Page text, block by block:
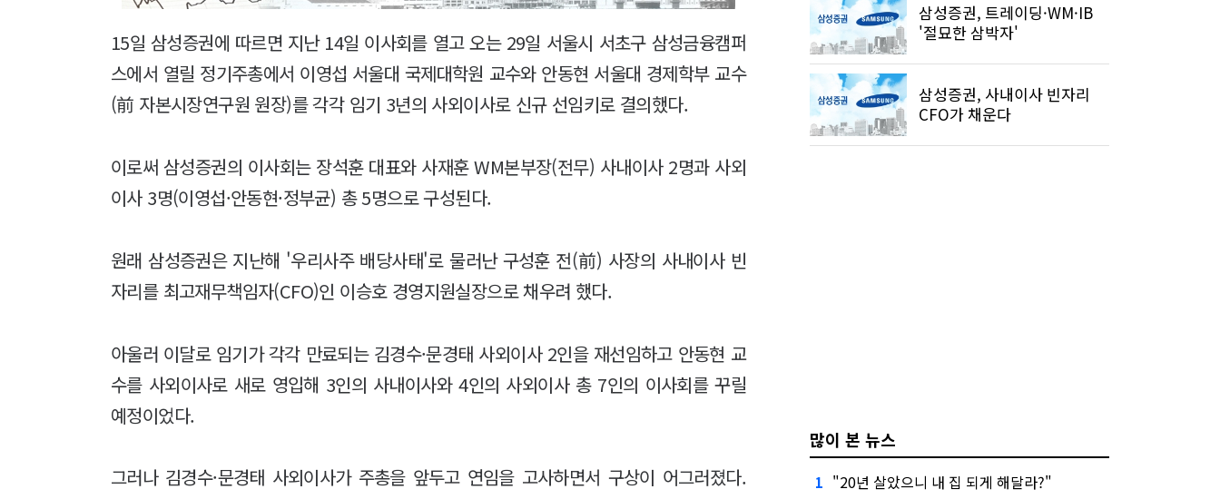
15일 삼성증권에 따르면 지난 14일 이사회를 열고 오는 29일 서울시 서초구 삼성금융캠퍼
스에서 열릴 정기주총에서 이영섭 서울대 국제대학원 교수와 안동현 서울대 경제학부 교수
(前 자본시장연구원 원장)를 각각 임기 3년의 사외이사로 신규 선임키로 결의했다.
이로써 삼성증권의 이사회는 장석훈 대표와 사재훈 WM본부장(전무) 사내이사 2명과 사외
이사 3명(이영섭·안동현·정부균) 총 5명으로 구성된다.
원래 삼성증권은 지난해 '우리사주 배당사태'로 물러난 구성훈 전(前) 사장의 사내이사 빈
자리를 최고재무책임자(CFO)인 이승호 경영지원실장으로 채우려 했다.
아울러 이달로 임기가 각각 만료되는 김경수·문경태 사외이사 2인을 재선임하고 안동현 교
수를 사외이사로 새로 영입해 3인의 사내이사와 4인의 사외이사 총 7인의 이사회를 꾸릴
예정이었다.
그러나 김경수·문경태 사외이사가 주총을 앞두고 연임을 고사하면서 구상이 어그러졌다.
삼성증권, 트레이딩·WM·IB
'절묘한 삼박자'
삼성증권, 사내이사 빈자리
CFO가 채운다
많이 본 뉴스
1 "20년 살았으니 내 집 되게 해달라?"